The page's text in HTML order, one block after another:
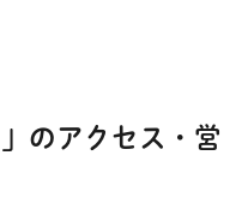
のアクセス・営